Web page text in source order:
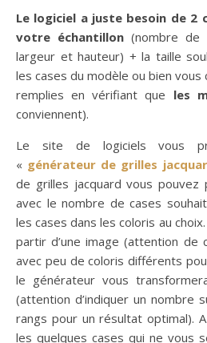
Le logiciel a juste besoin de 2
votre échantillon (nombre
largeur et hauteur) + la taille
les cases du modèle ou bien
remplies en vérifiant que les
conviennent).
Le site de logiciels vous
« générateur de grilles
de grilles jacquard vous pouvez
avec le nombre de cases
les cases dans les coloris au
partir d’une image (attention de
avec peu de coloris différents
le générateur vous
(attention d’indiquer un nombre
rangs pour un résultat optimal).
les quelques cases qui ne vous